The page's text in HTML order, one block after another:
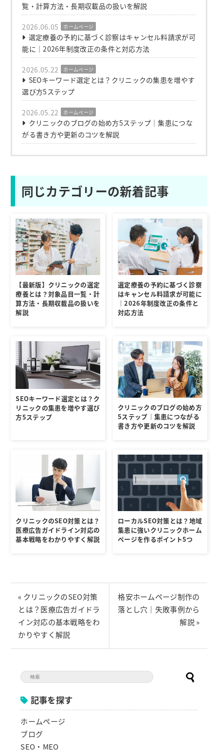
覧・計算方法・長期収載品の扱いを解説
2026.06.05 ホームページ
選定療養の予約に基づく診察はキャンセル料請求が可
能に｜2026年制度改正の条件と対応方法
2026.05.22 ホームページ
SEOキーワード選定とは？クリニックの集患を増やす
選び方5ステップ
2026.05.22 ホームページ
クリニックのブログの始め方5ステップ｜集患につな
がる書き方や更新のコツを解説
同じカテゴリーの新着記事
【最新版】クリニックの選定
療養とは？対象品目一覧・計
算方法・長期収載品の扱いを
解説
選定療養の予約に基づく診察
はキャンセル料請求が可能に
｜2026年制度改正の条件と
対応方法
SEOキーワード選定とは？ク
リニックの集患を増やす選び
方5ステップ
クリニックのブログの始め方
5ステップ｜集患につながる
書き方や更新のコツを解説
クリニックのSEO対策とは？
医療広告ガイドライン対応の
基本戦略をわかりやすく解説
ローカルSEO対策とは？地域
集患に強いクリニックホーム
ページを作るポイント5つ
« クリニックのSEO対策
とは？医療広告ガイドラ
イン対応の基本戦略をわ
かりやすく解説
格安ホームページ制作の
落とし穴｜失敗事例から
解説 »
記事を探す
ホームページ
ブログ
SEO・MEO